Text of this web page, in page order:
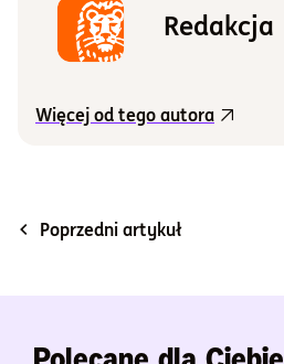
Redakcja
Więcej od tego autora
Poprzedni artykuł